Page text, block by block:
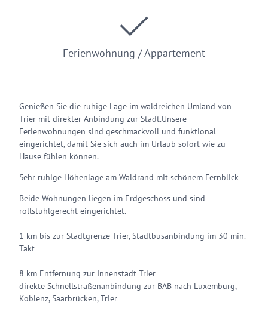
Ferienwohnung / Appartement
Genießen Sie die ruhige Lage im waldreichen Umland von
Trier mit direkter Anbindung zur Stadt.Unsere
Ferienwohnungen sind geschmackvoll und funktional
eingerichtet, damit Sie sich auch im Urlaub sofort wie zu
Hause fühlen können.
Sehr ruhige Höhenlage am Waldrand mit schönem Fernblick
Beide Wohnungen liegen im Erdgeschoss und sind
rollstuhlgerecht eingerichtet.
1 km bis zur Stadtgrenze Trier, Stadtbusanbindung im 30 min.
Takt
8 km Entfernung zur Innenstadt Trier
direkte Schnellstraßenanbindung zur BAB nach Luxemburg,
Koblenz, Saarbrücken, Trier